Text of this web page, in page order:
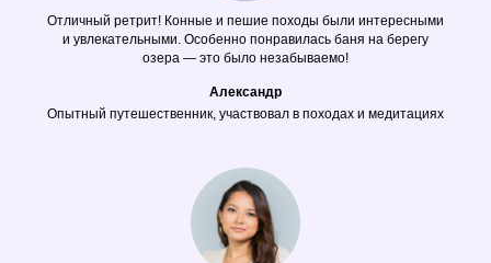
Отличный ретрит! Конные и пешие походы были интересными
и увлекательными. Особенно понравилась баня на берегу
озера — это было незабываемо!
Александр
Опытный путешественник, участвовал в походах и медитациях